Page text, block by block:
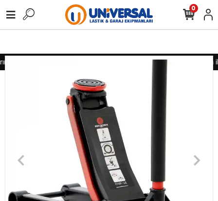
için lütfen iletişime geçiniz Toptan alımlarınız için
0